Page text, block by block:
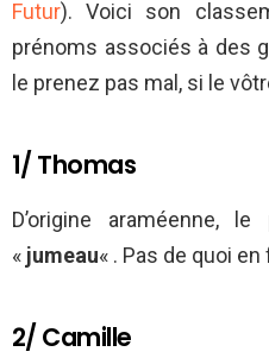
Futur). Voici son
prénoms associés à des
le prenez pas mal, si le
1/ Thomas
D’origine araméenne,
« jumeau« . Pas de quoi
2/ Camille